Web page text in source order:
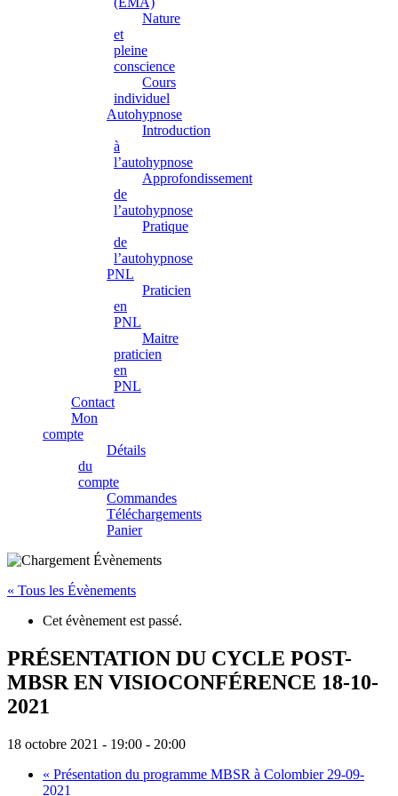
Nature
et
pleine
conscience
Cours
individuel
Autohypnose
Introduction
à
l’autohypnose
Approfondissement
de
l’autohypnose
Pratique
de
l’autohypnose
PNL
Praticien
en
PNL
Maitre
praticien
en
PNL
Contact
Mon
compte
Détails
du
compte
Commandes
Téléchargements
Panier
« Tous les Évènements
Cet évènement est passé.
PRÉSENTATION DU CYCLE POST-
MBSR EN VISIOCONFÉRENCE 18-10-
2021
18 octobre 2021 - 19:00 - 20:00
« Présentation du programme MBSR à Colombier 29-09-
2021